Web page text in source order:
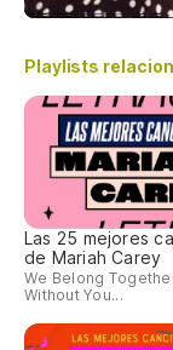
Playlists
Las 25 mejores
de Mariah Carey
We Belong
Without You...